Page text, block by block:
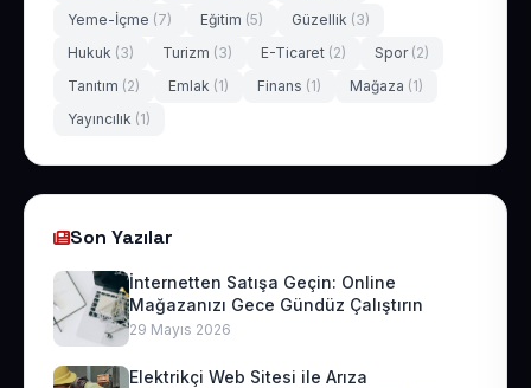
Yeme-İçme (7) Eğitim (5) Güzellik (3)
Hukuk (3) Turizm (3) E-Ticaret (2) Spor (2)
Tanıtım (2) Emlak (1) Finans (1) Mağaza (1)
Yayıncılık (1)
Son Yazılar
İnternetten Satışa Geçin: Online
Mağazanızı Gece Gündüz Çalıştırın
29 Mayıs 2026
Elektrikçi Web Sitesi ile Arıza